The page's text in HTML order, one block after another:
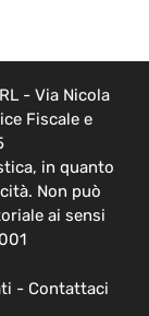
- Via Nicola
Fiscale e
in quanto
Non può
ai sensi
- Contattaci